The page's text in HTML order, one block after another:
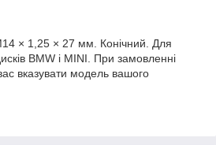
× 1,25 × 27 мм. Конічний. Для
BMW і MINI. При замовленні
вказувати модель вашого